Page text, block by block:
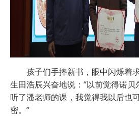
孩子们手捧新书，眼中闪烁着
生田浩辰兴奋地说：“以前觉得诺
听了潘老师的课，我觉得我以后也
密。”